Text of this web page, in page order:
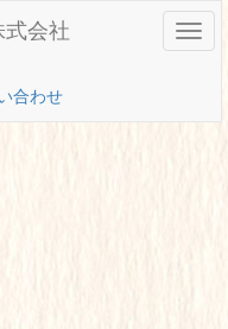
メ
ニ
式会社